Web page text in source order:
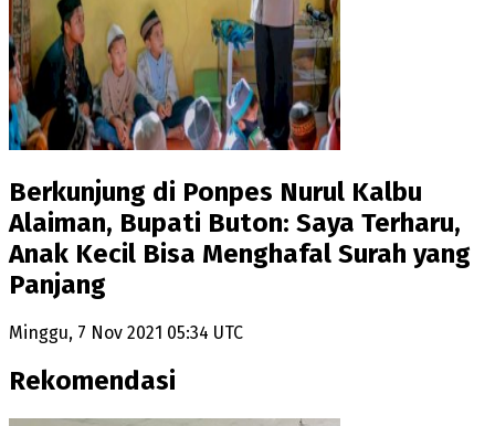
Berkunjung di Ponpes Nurul Kalbu
Alaiman, Bupati Buton: Saya Terharu,
Anak Kecil Bisa Menghafal Surah yang
Panjang
Minggu, 7 Nov 2021 05:34 UTC
Rekomendasi